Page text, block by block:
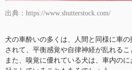
出典：https://www.shutterstock.com/
犬の車酔いの多くは、人間と同様に車
されて、平衡感覚や自律神経が乱れるこ
また、嗅覚に優れている犬は、車内の